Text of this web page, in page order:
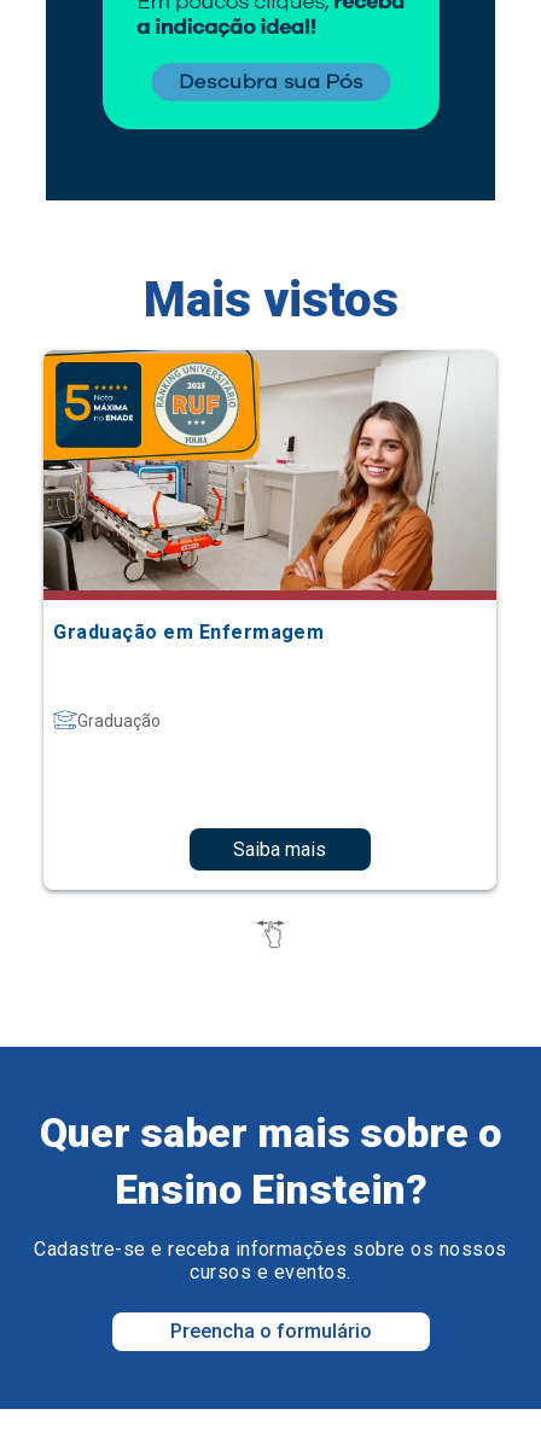
Mais vistos
Graduação em Enfermagem
Graduação
Saiba mais
Quer saber mais sobre o
Ensino Einstein?
Cadastre-se e receba informações sobre os nossos
cursos e eventos.
Preencha o formulário